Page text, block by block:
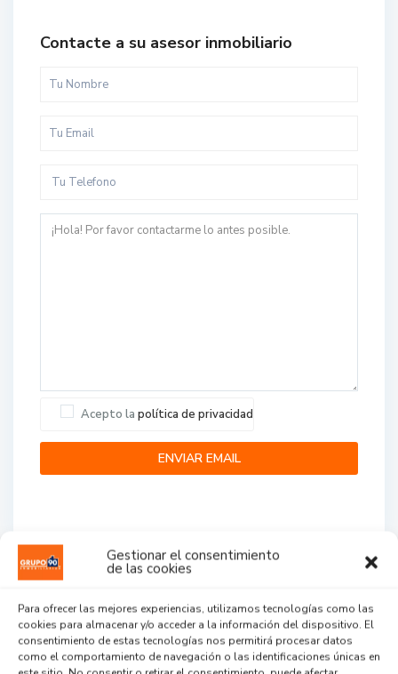
Gestionar el consentimiento
de las cookies
Para ofrecer las mejores experiencias, utilizamos tecnologías como las
cookies para almacenar y/o acceder a la información del dispositivo. El
consentimiento de estas tecnologías nos permitirá procesar datos
como el comportamiento de navegación o las identificaciones únicas en
Contacte a su asesor inmobiliario
Acepto la política de privacidad
...